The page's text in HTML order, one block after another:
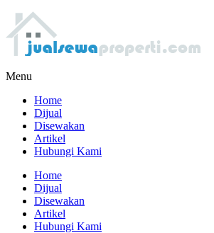
Menu
Home
Dijual
Disewakan
Artikel
Hubungi Kami
Home
Dijual
Disewakan
Artikel
Hubungi Kami